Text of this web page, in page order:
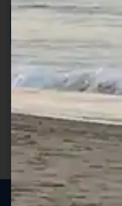
ISCRIVITI E
Per ogni acquisto
punti;
Utilizza i punti
sconto;
I punti sono
prodotto;